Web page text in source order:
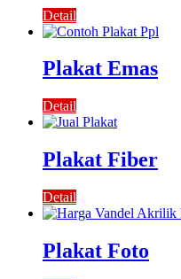
Detail
Plakat Emas
Detail
Plakat Fiber
Detail
Plakat Foto